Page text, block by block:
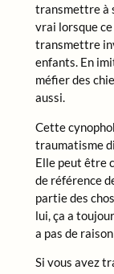
transmettre à
vrai lorsque
transmettre
enfants. En
méfier des
aussi.
Cette
traumatisme
Elle peut être
de référence
partie des
lui, ça a
a pas de
Si vous avez